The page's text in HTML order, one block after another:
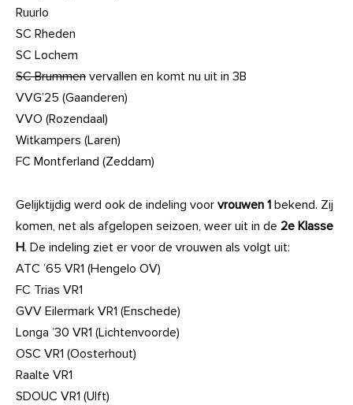
Ruurlo
SC Rheden
SC Lochem
SC Brummen vervallen en komt nu uit in 3B
VVG’25 (Gaanderen)
VVO (Rozendaal)
Witkampers (Laren)
FC Montferland (Zeddam)
Gelijktijdig werd ook de indeling voor vrouwen 1 bekend. Zij
komen, net als afgelopen seizoen, weer uit in de 2e Klasse
H. De indeling ziet er voor de vrouwen als volgt uit:
ATC ’65 VR1 (Hengelo OV)
FC Trias VR1
GVV Eilermark VR1 (Enschede)
Longa ’30 VR1 (Lichtenvoorde)
OSC VR1 (Oosterhout)
Raalte VR1
SDOUC VR1 (Ulft)